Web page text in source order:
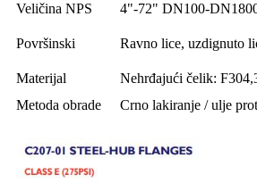
Veličina NPS
4"-72" DN100-
Površinski Ravno lice, uzdignuto
Materijal
Nehrđajući čelik:
Metoda obrade
Crno lakiranje / ulje